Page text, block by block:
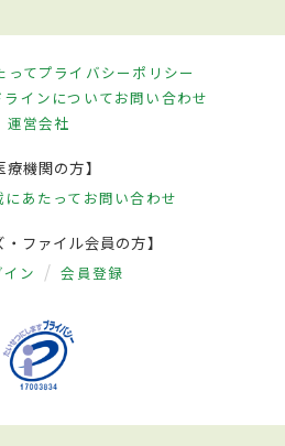
ってプライバシーポリシー
インについてお問い合わせ
運営会社
療機関の方】
あたって お問い合わせ
・ファイル会員の方】
イン 会員登録